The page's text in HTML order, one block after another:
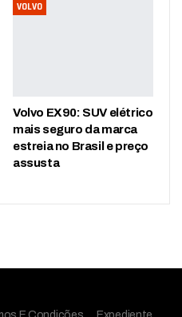
VOLVO
Volvo EX90: SUV elétrico
mais seguro da marca
estreia no Brasil e preço
assusta